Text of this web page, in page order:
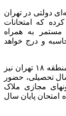
هشتمی منطقه ۱۴ مدرسه‌ای دولتی در تهران
که امتحانات
به همراه
و درج خواهد
همچنین “پرنیا” دانش‌آموز نهمی مدرسه دولتی منطقه ۱۸ تهران نیز
تحصیلی، حضور
مجازی ملاک
امتحان پایان سال